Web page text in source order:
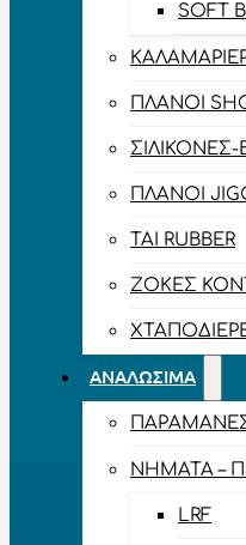
SOFT
ΠΛΆΝΟΙ
ΣΙΛΙΚΌΝΕΣ-
ΠΛΆΝΟΙ
TAI RUBBER
ΖΌΚΕΣ
ΑΝΑΛΏΣΙΜΑ
ΝΉΜΑΤΑ –
LRF